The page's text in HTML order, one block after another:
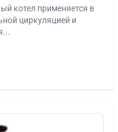
котел применяется в
циркуляцией и